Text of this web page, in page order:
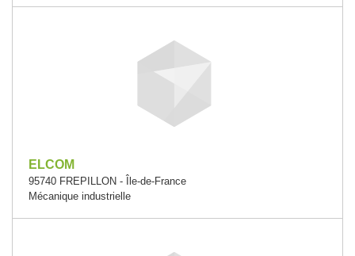
ELCOM
95740 FREPILLON - Île-de-France
Mécanique industrielle